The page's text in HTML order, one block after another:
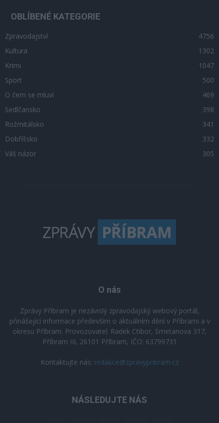
OBLÍBENÉ KATEGORIE
Zpravodajství
4756
Kultura
1302
Krimi
1047
Sport
500
O čem se mluví
469
Sedlčansko
398
Rožmitálsko
341
Dobříšsko
332
Váš názor
305
O nás
Zprávy Příbram je nezávislý zpravodajský webový portál,
přinášející informace především o aktuálním dění v Příbrami a v
okresu Příbram. Provozovatel: Radek Ctibor, Smetanova 317,
Příbram III, 26101 Příbram, IČO: 63799731
Kontaktujte nás: redakce@zpravypribram.cz
NÁSLEDUJTE NÁS